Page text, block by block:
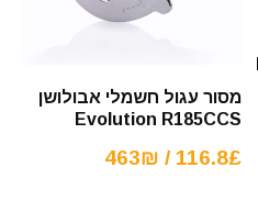
מסור עגול חשמלי אבולושן
Evolution R185CCS
116.8£ / 463₪